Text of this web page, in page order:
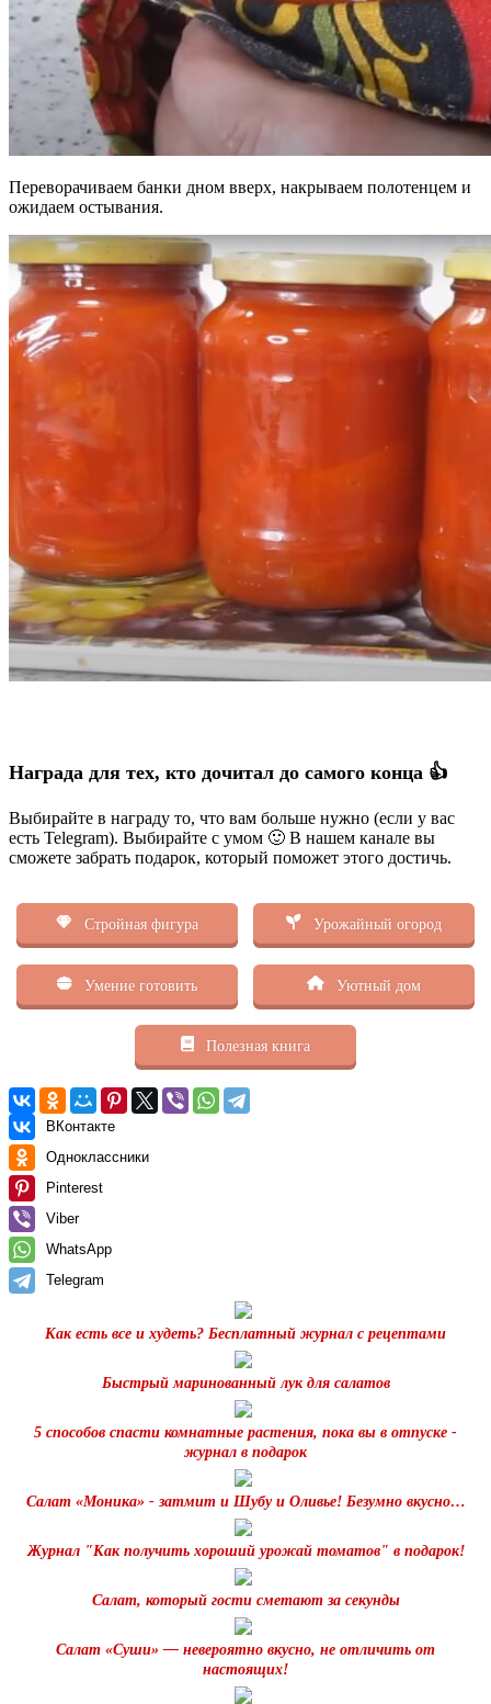
Переворачиваем банки дном вверх, накрываем полотенцем и
ожидаем остывания.
Награда для тех, кто дочитал до самого конца 👍
Выбирайте в награду то, что вам больше нужно (если у вас
есть Telegram). Выбирайте с умом 🙂 В нашем канале вы
сможете забрать подарок, который поможет этого достичь.
Стройная фигура Урожайный огород
Умение готовить Уютный дом
Полезная книга
ВКонтакте
Одноклассники
Pinterest
Viber
WhatsApp
Telegram
Как есть все и худеть? Бесплатный журнал с рецептами
Быстрый маринованный лук для салатов
5 способов спасти комнатные растения, пока вы в отпуске -
журнал в подарок
Салат «Моника» - затмит и Шубу и Оливье! Безумно вкусно…
Журнал "Как получить хороший урожай томатов" в подарок!
Салат, который гости сметают за секунды
Салат «Суши» — невероятно вкусно, не отличить от
настоящих!